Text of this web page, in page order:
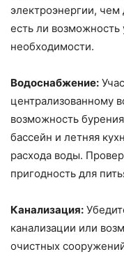
электроэнергии,
есть ли
необходимости.
Водоснабжение:
централизованному
возможность
бассейн и летняя
расхода воды.
пригодность для
Канализация:
канализации или
очистных